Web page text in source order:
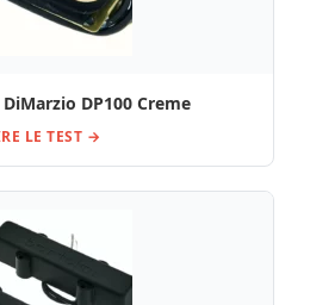
DP100 Creme
LE TEST →